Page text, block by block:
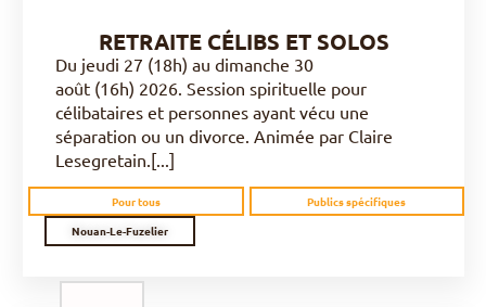
RETRAITE CÉLIBS ET SOLOS
Du jeudi 27 (18h) au dimanche 30
août (16h) 2026. Session spirituelle pour
célibataires et personnes ayant vécu une
séparation ou un divorce. Animée par Claire
Lesegretain.[...]
Pour tous
Publics spécifiques
Nouan-Le-Fuzelier